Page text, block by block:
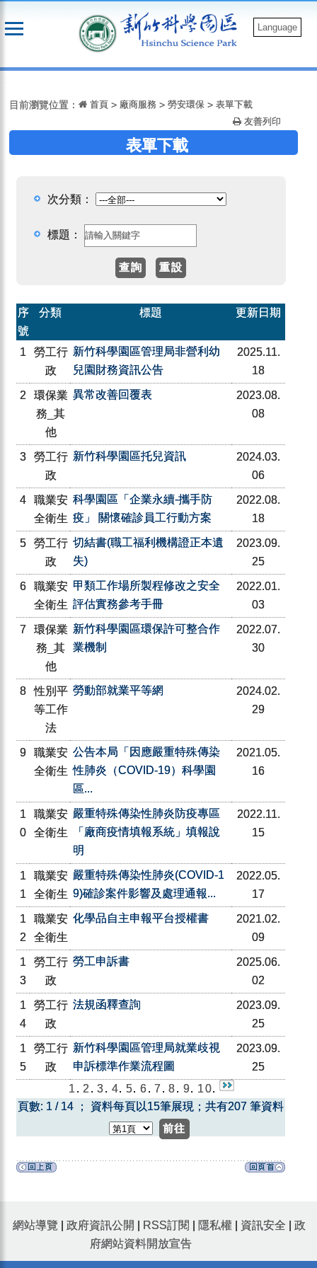
到
Language
目前瀏覽位置： 首頁 > 廠商服務 >勞安環保 >表單下載
友善列印
表單下載
次分類：
標題：
序
號
分類 標題 更新日期
1
勞工行
政
新竹科學園區管理局非營利幼
兒園財務資訊公告
2025.11.
18
2
環保業
務_其
他
異常改善回覆表
2023.08.
08
3
勞工行
政
新竹科學園區托兒資訊
2024.03.
06
4
職業安
全衛生
科學園區「企業永續-攜手防
疫」 關懷確診員工行動方案
2022.08.
18
5
勞工行
政
切結書(職工福利機構證正本遺
失)
2023.09.
25
6
職業安
全衛生
甲類工作場所製程修改之安全
評估實務參考手冊
2022.01.
03
7
環保業
務_其
他
新竹科學園區環保許可整合作
業機制
2022.07.
30
8
性別平
等工作
法
勞動部就業平等網
2024.02.
29
9
職業安
全衛生
公告本局「因應嚴重特殊傳染
性肺炎（COVID-19）科學園
區...
2021.05.
16
1
0
職業安
全衛生
嚴重特殊傳染性肺炎防疫專區
「廠商疫情填報系統」填報說
明
2022.11.
15
1
1
職業安
全衛生
嚴重特殊傳染性肺炎(COVID-1
9)確診案件影響及處理通報...
2022.05.
17
1
2
職業安
全衛生
化學品自主申報平台授權書
2021.02.
09
1
3
勞工行
政
勞工申訴書
2025.06.
02
1
4
勞工行
政
法規函釋查詢
2023.09.
25
1
5
勞工行
政
新竹科學園區管理局就業歧視
申訴標準作業流程圖
2023.09.
25
1 . 2 . 3. 4. 5. 6. 7. 8. 9. 10.
頁數: 1 / 14 ； 資料每頁以15筆展現；共有207 筆資料
網站導覽 政府資訊公開 RSS訂閱 隱私權 資訊安全
政
府網站資料開放宣告